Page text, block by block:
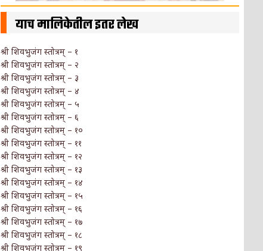
याच मालिकेतील इतर लेख
श्री शिवभुजंग स्तोत्रम् – १
श्री शिवभुजंग स्तोत्रम् – २
श्री शिवभुजंग स्तोत्रम् – ३
श्री शिवभुजंग स्तोत्रम् – ४
श्री शिवभुजंग स्तोत्रम् – ५
श्री शिवभुजंग स्तोत्रम् – ६
श्री शिवभुजंग स्तोत्रम् – १०
श्री शिवभुजंग स्तोत्रम् – ११
श्री शिवभुजंग स्तोत्रम् – १२
श्री शिवभुजंग स्तोत्रम् – १३
श्री शिवभुजंग स्तोत्रम् – १४
श्री शिवभुजंग स्तोत्रम् – १५
श्री शिवभुजंग स्तोत्रम् – १६
श्री शिवभुजंग स्तोत्रम् – १७
श्री शिवभुजंग स्तोत्रम् – १८
श्री शिवभुजंग स्तोत्रम् – १९